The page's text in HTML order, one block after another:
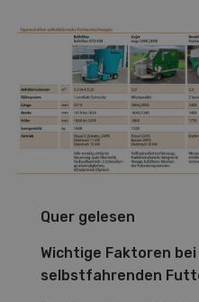
Quer gelesen
Wichtige Faktoren
selbstfahrenden